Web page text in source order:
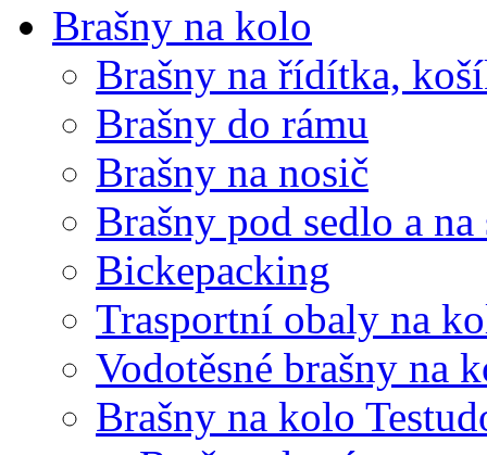
Brašny na kolo
Brašny na řídítka,
Brašny do rámu
Brašny na nosič
Brašny pod sedlo a
Bickepacking
Trasportní obaly na
Vodotěsné brašny na
Brašny na kolo